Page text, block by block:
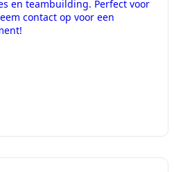
en teambuilding. Perfect voor
contact op voor een